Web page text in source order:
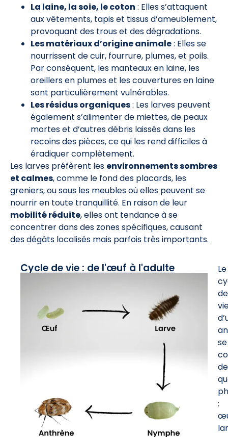
La laine, la soie, le coton : Elles s’attaquent
aux vêtements, tapis et tissus d’ameublement,
provoquant des trous et des dégradations.
Les matériaux d’origine animale: Elles se
nourrissent de cuir, fourrure, plumes, et poils.
Par conséquent, les manteaux en laine, les
oreillers en plumes et les couvertures en laine
sont particulièrement vulnérables.
Les résidus organiques: Les larves peuvent
également s’alimenter de miettes, de peaux
mortes et d’autres débris laissés dans les
recoins des pièces, ce qui les rend difficiles à
éradiquer complètement.
Les larves préfèrent les environnements sombres
et calmes, comme le fond des placards, les
greniers, ou sous les meubles où elles peuvent se
nourrir en toute tranquillité. En raison de leur
mobilité réduite, elles ont tendance à se
concentrer dans des zones spécifiques, causant
des dégâts localisés mais parfois très importants.
Cycle de vie : de l'œuf à l'adulte
Le
de
se
de
: